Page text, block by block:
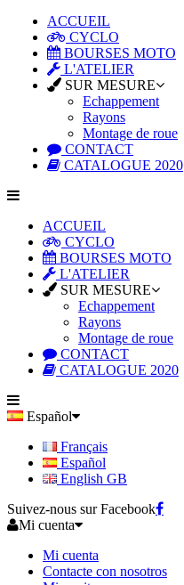
ACCUEIL
CYCLO
BOURSES MOTO
L'ATELIER
SUR MESURE
Echappement
Rayons
Montage de roue
CONTACT
CATALOGUE 2020
ACCUEIL
CYCLO
BOURSES MOTO
L'ATELIER
SUR MESURE
Echappement
Rayons
Montage de roue
CONTACT
CATALOGUE 2020
Español
Français
Español
English GB
Suivez-nous sur Facebook
Mi cuenta
Mi cuenta
Contacte con nosotros